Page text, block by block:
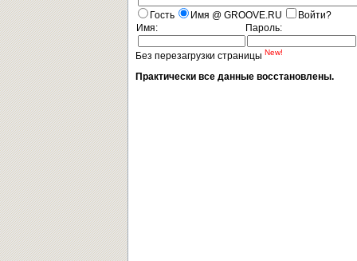
Гость Имя @ GROOVE.RU
Войти?
Имя:
Пароль:
Без перезагрузки страницы New!
Практически все данные восстановлены.